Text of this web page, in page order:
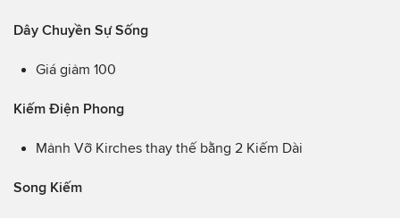
Dây Chuyền Sự Sống
Giá giảm 100
Kiếm Điện Phong
Mảnh Vỡ Kirches thay thế bằng 2 Kiếm Dài
Song Kiếm